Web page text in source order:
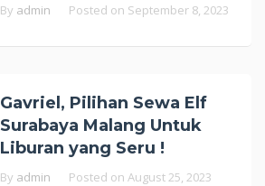
By admin Posted on September 8, 2023
Gavriel, Pilihan Sewa Elf
Surabaya Malang Untuk
Liburan yang Seru !
By admin Posted on August 25, 2023